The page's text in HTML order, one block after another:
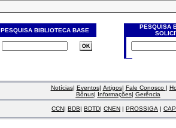
PESQUISA BIBLIOTECA BASE
PESQUISA
Notícias| Eventos| Artigos| Fale Conosco |
Bônus| Informações| Gerência
CCN| BDB| BDTD| CNEN | PROSSIGA |